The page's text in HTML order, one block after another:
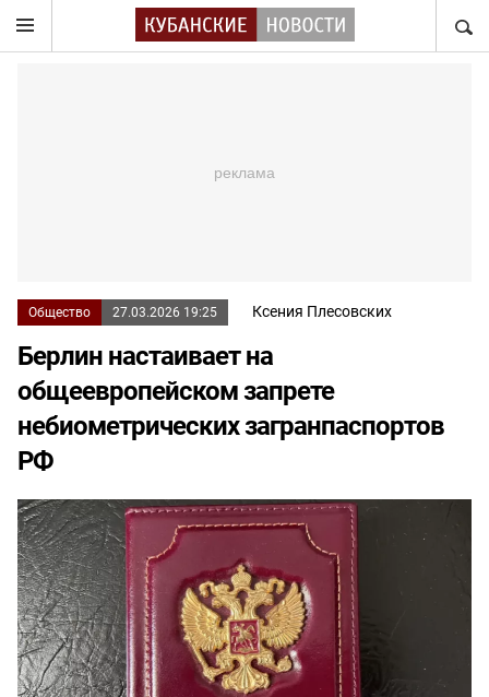
Общество 27.03.2026 19:25 Ксения Плесовских
Берлин настаивает на
общеевропейском запрете
небиометрических загранпаспортов
РФ